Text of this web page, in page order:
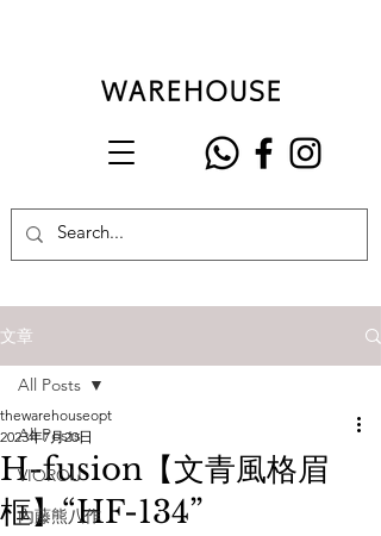
文章
All Posts
VIOROU
內藤熊八作
All Posts
H-fusion【文青風格眉
框】“HF-134”
thewarehouseopt
2023年7月20日